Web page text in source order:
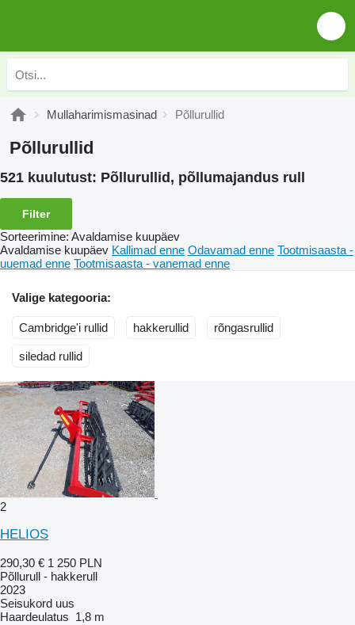
Mullaharimismasinad Põllurullid
Põllurullid
521 kuulutust: Põllurullid, põllumajandus rull
Filter
Sorteerimine: Avaldamise kuupäev
Avaldamise kuupäev Kallimad enne Odavamad enne Tootmisaasta -
uuemad enne Tootmisaasta - vanemad enne
Valige kategooria:
Cambridge'i rullid hakkerullid rõngasrullid
siledad rullid
2
HELIOS
290,30 € 1 250 PLN
Põllurull - hakkerull
2023
Seisukord uus
Haardeulatus 1,8 m